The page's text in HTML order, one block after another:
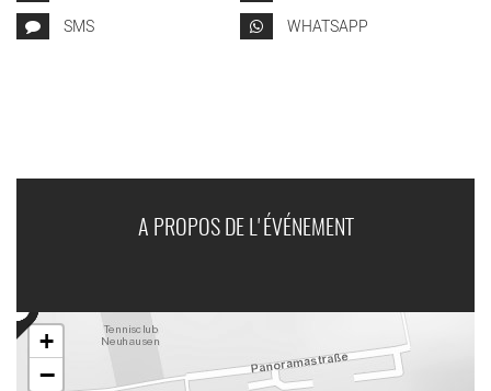
SMS
WHATSAPP
A PROPOS DE L'ÉVÉNEMENT
+
−